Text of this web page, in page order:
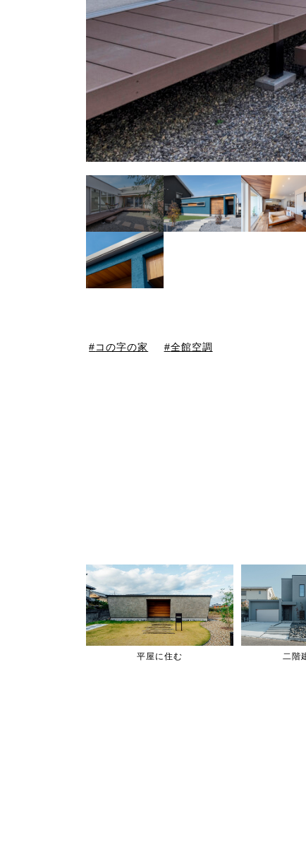
コの字の家 全館空調
平屋に住む 二階